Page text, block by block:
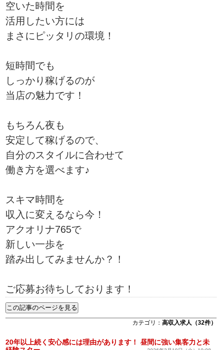
空いた時間を
活用したい方には
まさにピッタリの環境！
短時間でも
しっかり稼げるのが
当店の魅力です！
もちろん夜も
安定して稼げるので、
自分のスタイルに合わせて
働き方を選べます♪
スキマ時間を
収入に変えるなら今！
アクオリナ765で
新しい一歩を
踏み出してみませんか？！
ご応募お待ちしております！
カテゴリ： 高収入求人（32件）
20年以上続く安心感には理由があります！ 昼間に強い集客力と未